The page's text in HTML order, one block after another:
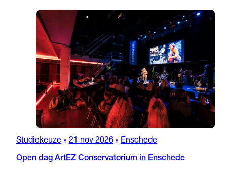
Studiekeuze • 21 nov 2026 • Enschede
Open dag ArtEZ Conservatorium in Enschede